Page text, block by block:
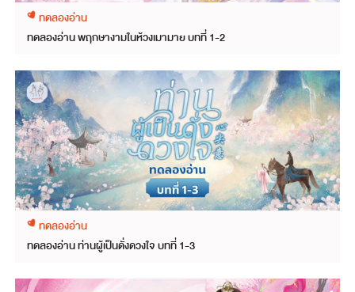
ทดลองอ่าน
ทดลองอ่าน พฤกษางามในห้วงเมามาย บทที่ 1-2
ทดลองอ่าน
ทดลองอ่าน ท่านผู้เป็นดั่งดวงใจ บทที่ 1-3